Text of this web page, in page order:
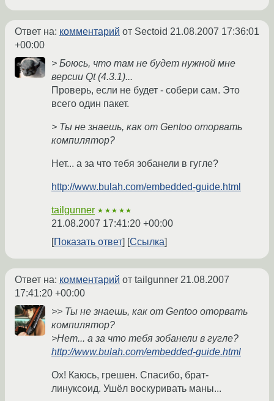
Ответ на: комментарий от Sectoid 21.08.2007 17:36:01
+00:00
> Боюсь, что там не будет нужной мне
версии Qt (4.3.1)...
Проверь, если не будет - собери сам. Это
всего один пакет.
> Ты не знаешь, как от Gentoo оторвать
компилятор?
Нет... а за что тебя зобанели в гугле?
http://www.bulah.com/embedded-guide.html
tailgunner ★★★★★
21.08.2007 17:41:20 +00:00
Показать ответ
Ссылка
Ответ на: комментарий от tailgunner 21.08.2007
17:41:20 +00:00
>> Ты не знаешь, как от Gentoo оторвать
компилятор?
>Нет... а за что тебя зобанели в гугле?
http://www.bulah.com/embedded-guide.html
Ох! Каюсь, грешен. Спасибо, брат-
линуксоид. Ушёл воскуривать маны...